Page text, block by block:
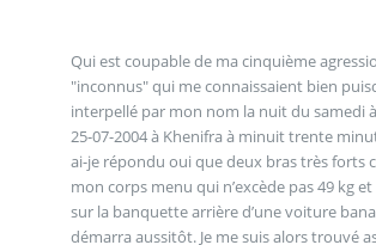
Qui est coupable de ma cinquième
"inconnus" qui me connaissaient bien
interpellé par mon nom la nuit du samedi
25-07-2004 à Khenifra à minuit trente minutes ! A peine
ai-je répondu oui que deux bras très forts
mon corps menu qui n’excède pas 49 kg
sur la banquette arrière d’une voiture
démarra aussitôt. Je me suis alors trouvé